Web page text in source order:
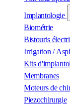
Implantologie
Biométrie
Bistouris
Irrigation /
Kits
Membranes
Moteurs de
Piezochirurgie